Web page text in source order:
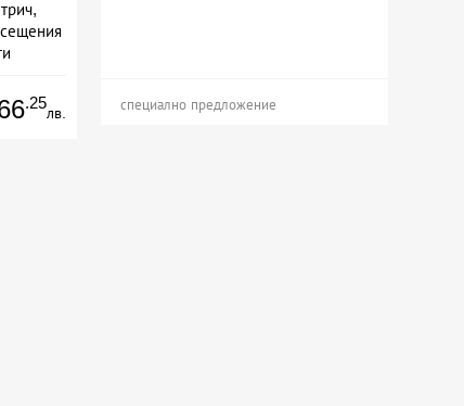
.25
лв. специално предложение